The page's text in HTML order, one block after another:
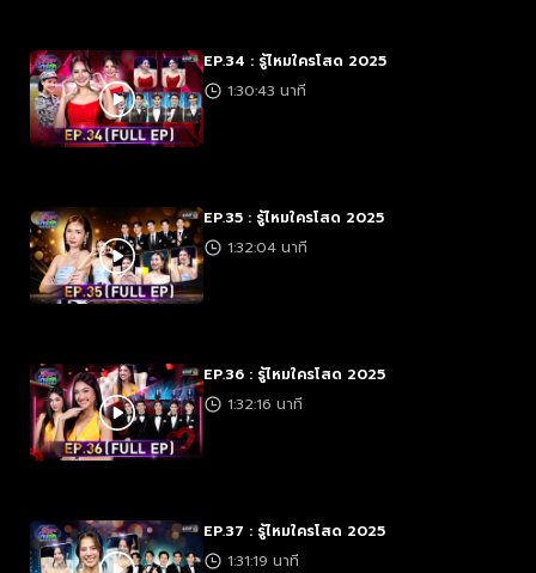
EP.34 : รู้ไหมใครโสด 2025
1:30:43 นาที
EP.35 : รู้ไหมใครโสด 2025
1:32:04 นาที
EP.36 : รู้ไหมใครโสด 2025
1:32:16 นาที
EP.37 : รู้ไหมใครโสด 2025
1:31:19 นาที